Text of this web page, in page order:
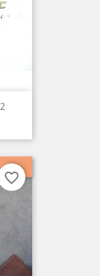
favorite_border